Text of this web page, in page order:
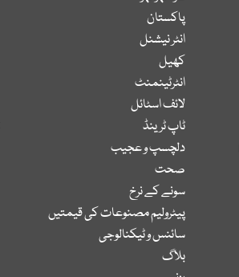
پاکستان
انٹر نیشنل
کھیل
انٹرٹینمنٹ
لائف اسٹائل
ٹاپ ٹرینڈ
دلچسپ و عجیب
صحت
سونے کے نرخ
پیٹرولیم مصنوعات کی قیمتیں
سائنس و ٹیکنالوجی
بلاگ